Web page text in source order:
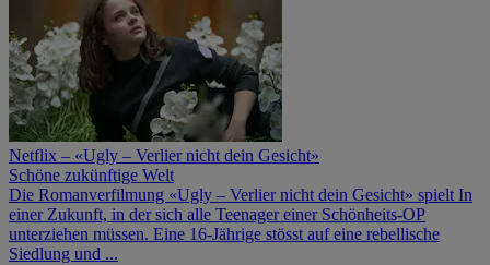
Netflix – «Ugly – Verlier nicht dein Gesicht»
Schöne zukünftige Welt
Die Romanverfilmung «Ugly – Verlier nicht dein Gesicht» spielt In
einer Zukunft, in der sich alle Teenager einer Schönheits-OP
unterziehen müssen. Eine 16-Jährige stösst auf eine rebellische
Siedlung und ...